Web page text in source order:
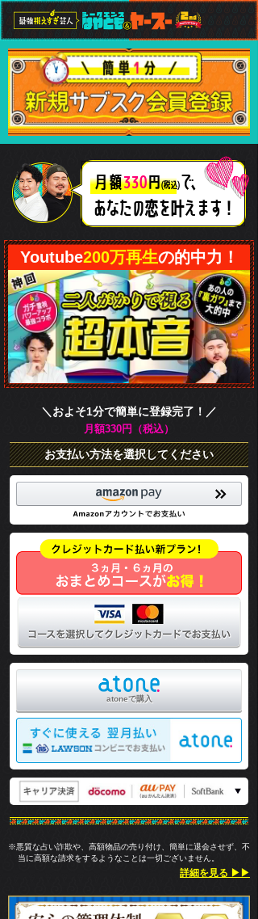
月額330円(税込)で、
あなたの恋を叶えます！
Youtube200万再生の的中力！
＼およそ1分で簡単に登録完了！／
月額330円（税込）
お支払い方法を選択してください
atoneで購入
※悪質な占い詐欺や、高額物品の売り付け、簡単に退会させず、不
当に高額な請求をするようなことは一切ございません。
詳細を見る ▶▶